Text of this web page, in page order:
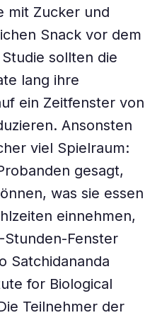
mit Zucker und
Snack vor dem
sollten die
lang ihre
ein Zeitfenster von
Ansonsten
viel Spielraum:
gesagt,
was sie essen
einnehmen,
Stunden-Fenster
Satchidananda
for Biological
Teilnehmer der